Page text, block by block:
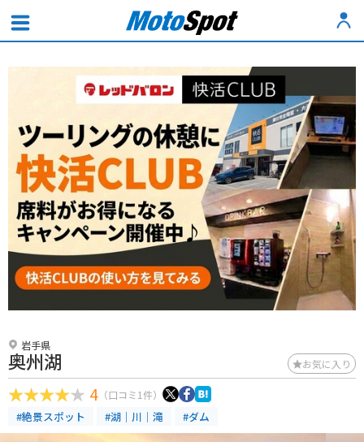
岩手県
奥州湖 お気に入り
4 （口コミ1件）
#絶景スポット #湖｜川｜滝 #ダム